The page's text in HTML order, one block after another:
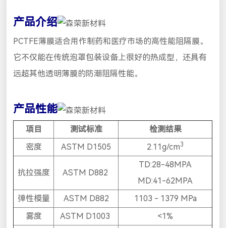
产品介绍
PCTFE薄膜适合用作制药和医疗市场的高性能阻隔膜。
它不仅能在传统泡罩包装设备上很好的热成型，还具有
远超其他透明薄膜的防潮阻隔性能。
产品性能
项目 测试标准
检测结果
密度
ASTM D1505 2.11g/cm3
抗拉强度 ASTM D882
TD:28-48MPA
MD:41-62MPA
弹性模量
ASTM D882
1103 - 1379 MPa
雾度
ASTM D1003
<1%